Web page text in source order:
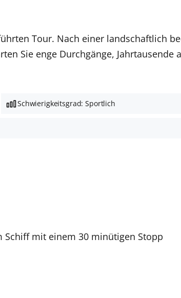
Tour. Nach einer landschaftlich
Sie enge Durchgänge, Jahrtausende
Schwierigkeitsgrad: Sportlich
Schiff mit einem 30 minütigen Stopp